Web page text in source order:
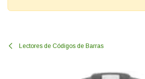
Lectores de Códigos de Barras